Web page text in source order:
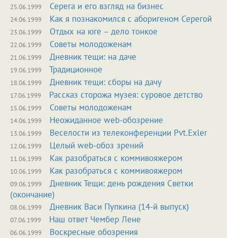
25.06.1999 Серега и его взгляд на бизнес
24.06.1999 Как я познакомился с аборигеном Серегой
23.06.1999 Отдых на юге – дело тонкое
22.06.1999 Советы молодоженам
21.06.1999 Дневник тещи: на даче
19.06.1999 Традиционное
18.06.1999 Дневник тещи: сборы на дачу
17.06.1999 Рассказ сторожа музея: суровое детство
15.06.1999 Советы молодоженам
14.06.1999 Неожиданное web-обозрение
13.06.1999 Веселости из телеконференции Pvt.Exler
12.06.1999 Целый web-обоз зрений
11.06.1999 Как разобраться с коммивояжером
10.06.1999 Как разобраться с коммивояжером
09.06.1999
Дневник Тещи: день рождения Светки
(окончание)
08.06.1999 Дневник Васи Пупкина (14-й выпуск)
07.06.1999 Наш ответ Чембер Лене
06.06.1999 Воскресные обозрения